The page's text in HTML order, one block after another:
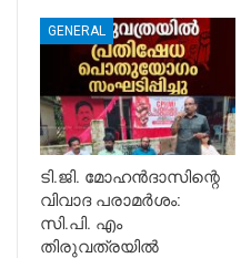
GENERAL
ടി.ജി. മോഹൻദാസിന്റെ
വിവാദ പരാമർശം:
സി.പി. എം
തിരുവത്രയിൽ